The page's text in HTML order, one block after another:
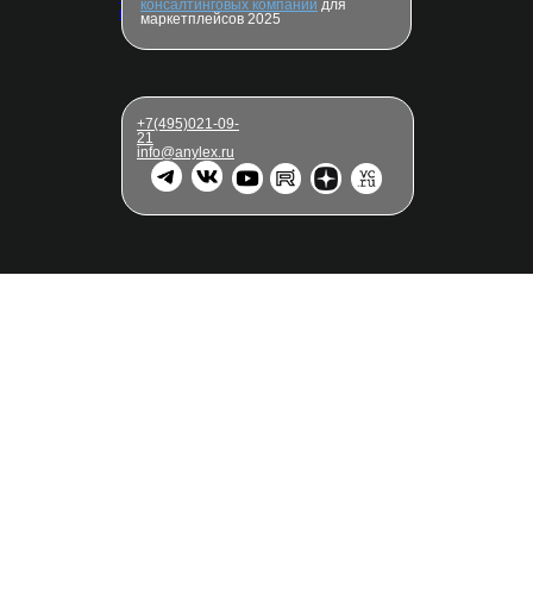
персональных данных
+7(495)021-09-
21
info@anylex.ru
консалтинговых компаний для
маркетплейсов 2025